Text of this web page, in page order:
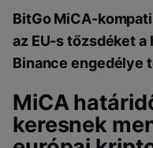
BitGo MiCA-
az EU-s tőzsdéket
Binance engedélye
MiCA
keresnek